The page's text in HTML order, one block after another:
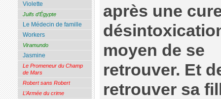
après une
moyen de se
retrouver. Et
retrouver sa
Violette
Juifs d’Égypte
Le Médecin de famille
Workers
Viramundo
Jasmine
Le Promeneur du Champ
de Mars
Robert sans Robert
L’Armée du crime